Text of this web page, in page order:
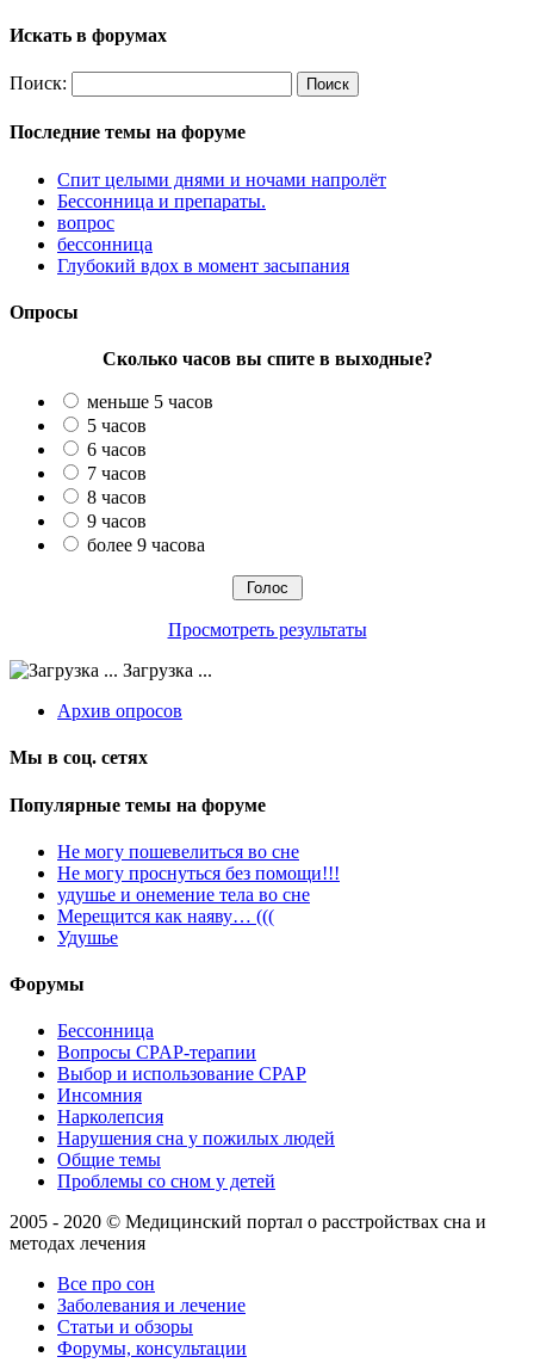
Искать в форумах
Поиск:
Последние темы на форуме
Спит целыми днями и ночами напролёт
Бессонница и препараты.
вопрос
бессонница
Глубокий вдох в момент засыпания
Опросы
Сколько часов вы спите в выходные?
меньше 5 часов
5 часов
6 часов
7 часов
8 часов
9 часов
более 9 часова
Просмотреть результаты
Загрузка ...
Архив опросов
Мы в соц. сетях
Популярные темы на форуме
Не могу пошевелиться во сне
Не могу проснуться без помощи!!!
удушье и онемение тела во сне
Мерещится как наяву… (((
Удушье
Форумы
Бессонница
Вопросы CPAP-терапии
Выбор и использование CPAP
Инсомния
Нарколепсия
Нарушения сна у пожилых людей
Общие темы
Проблемы со сном у детей
2005 - 2020 © Медицинский портал о расстройствах сна и
методах лечения
Все про сон
Заболевания и лечение
Статьи и обзоры
Форумы, консультации